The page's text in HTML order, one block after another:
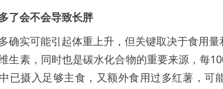
了会不会导致长胖
确实可能引起体重上升，但关键取决于食用
生素，同时也是碳水化合物的重要来源，每
已摄入足够主食，又额外食用过多红薯，可